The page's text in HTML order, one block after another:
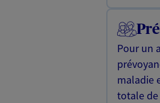
Pour un
maladie
totale de